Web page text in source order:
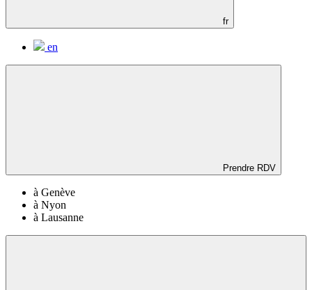
fr
en
Prendre RDV
à Genève
à Nyon
à Lausanne